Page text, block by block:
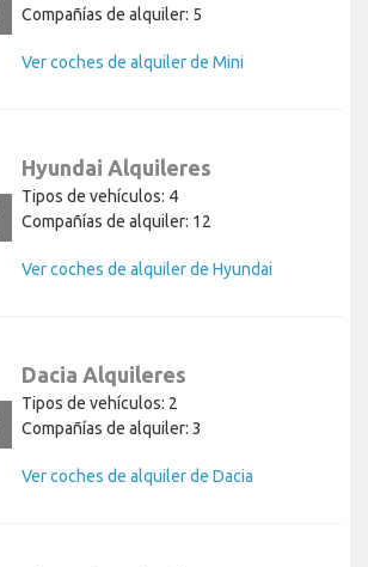
Compañías de alquiler: 5
Ver coches de alquiler de Mini
Hyundai Alquileres
Tipos de vehículos: 4
Compañías de alquiler: 12
Ver coches de alquiler de Hyundai
Dacia Alquileres
Tipos de vehículos: 2
Compañías de alquiler: 3
Ver coches de alquiler de Dacia